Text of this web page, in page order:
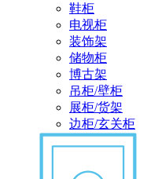
鞋柜
电视柜
装饰架
储物柜
博古架
吊柜/壁柜
展柜/货架
边柜/玄关柜